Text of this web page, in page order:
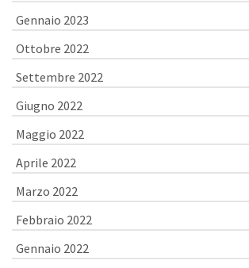
Gennaio 2023
Ottobre 2022
Settembre 2022
Giugno 2022
Maggio 2022
Aprile 2022
Marzo 2022
Febbraio 2022
Gennaio 2022